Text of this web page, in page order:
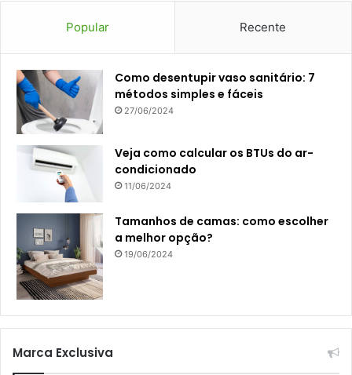
Popular Recente
Como desentupir vaso sanitário: 7
métodos simples e fáceis
27/06/2024
Veja como calcular os BTUs do ar-
condicionado
11/06/2024
Tamanhos de camas: como escolher
a melhor opção?
19/06/2024
Marca Exclusiva